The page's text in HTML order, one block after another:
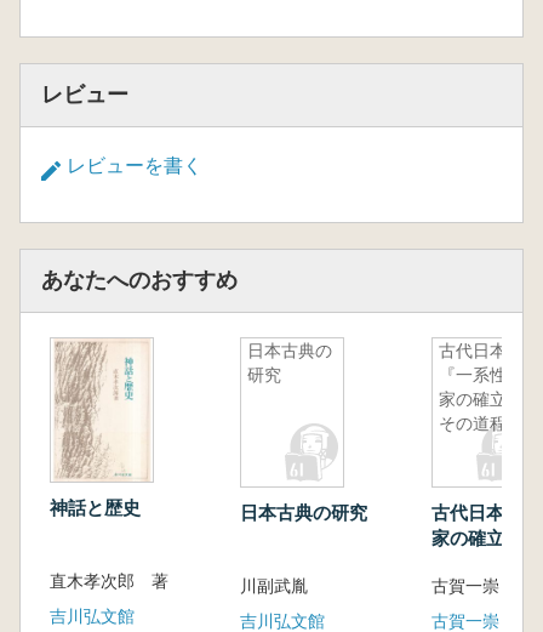
レビュー
レビューを書く
あなたへのおすすめ
神話と歴史
直木孝次郎 著
吉川弘文館
日本古典の
研究
日本古典の研究
川副武胤
吉川弘文館
古代日本
『一系性国
家の確立と
その道程』
古代日本『
家の確立と
古賀一崇
古賀一崇